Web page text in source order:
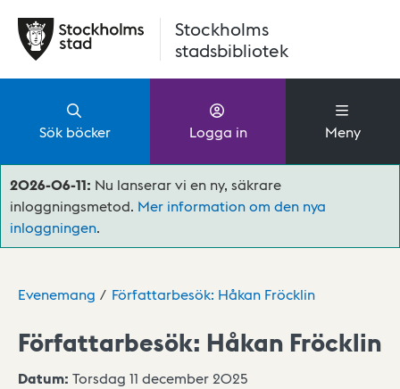
Stockholms
stadsbibliotek
Sök böcker Logga in Meny
2026-06-11: Nu lanserar vi en ny, säkrare
inloggningsmetod. Mer information om den nya
inloggningen.
Evenemang Författarbesök: Håkan Fröcklin
Författarbesök: Håkan Fröcklin
Datum: Torsdag 11 december 2025